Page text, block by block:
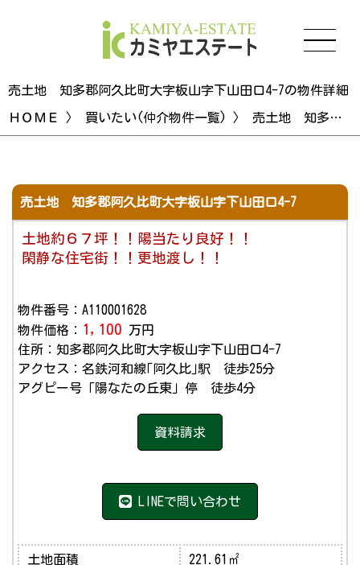
売土地 知多郡阿久比町大字板山字下山田口4-7の物件詳細
ＨＯＭＥ 〉 買いたい(仲介物件一覧) 〉 売土地 知多郡阿久比町大字板山字下山田口4-7の物件詳細
売土地 知多郡阿久比町大字板山字下山田口4-7
土地約６７坪！！陽当たり良好！！
閑静な住宅街！！更地渡し！！
物件番号：A110001628
物件価格： 1,100 万円
住所：知多郡阿久比町大字板山字下山田口4-7
アクセス：名鉄河和線｢阿久比｣駅 徒歩25分
アグピー号「陽なたの丘東」停 徒歩4分
資料請求
LINEで問い合わせ
土地面積 221.61㎡